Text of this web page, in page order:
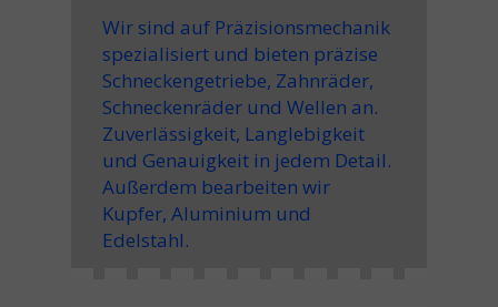
Wir sind auf Präzisionsmechanik
spezialisiert und bieten präzise
Schneckengetriebe, Zahnräder,
Schneckenräder und Wellen an.
Zuverlässigkeit, Langlebigkeit
und Genauigkeit in jedem Detail.
Außerdem bearbeiten wir
Kupfer, Aluminium und
Edelstahl.